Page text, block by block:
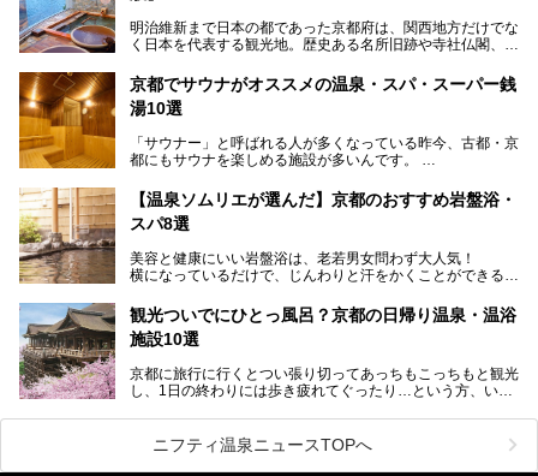
漁師町や商店街で働く人々を支えてきたこの2軒の銭湯とと
ます。
───
この記事は京都府舞鶴市のPR記事です。
明治維新まで日本の都であった京都府は、関西地方だけでな
く日本を代表する観光地。歴史ある名所旧跡や寺社仏閣、そ
今回は、そんな京都府で2025年現在おすすめのスーパー銭
湯を紹介します。
部でレジャー気分を満喫できる温泉施設まで、好みのスーパ
ー銭湯を探してみてくださいね。
京都でサウナがオススメの温泉・スパ・スーパー銭
湯10選
「サウナー」と呼ばれる人が多くなっている昨今、古都・京
都にもサウナを楽しめる施設が多いんです。
自分の好きなサウナを探すのもいいですが、さまざまなサウ
ナを体感してみたいですよね。
のある温浴施設を紹介します。
ウナを楽しみましょう！
【温泉ソムリエが選んだ】京都のおすすめ岩盤浴・
スパ8選
美容と健康にいい岩盤浴は、老若男女問わず大人気！
横になっているだけで、じんわりと汗をかくことができるの
地元の方はもちろん、旅先としても人気の京都。
観光のついでに岩盤浴のある温泉に浸かってリフレッシュす
今回は京都にある岩盤浴のある施設をピックアップしてご紹
観光ついでにひとっ風呂？京都の日帰り温泉・温浴
施設10選
京都に旅行に行くとつい張り切ってあっちもこっちもと観光
し、1日の終わりには歩き疲れてぐったり…という方、いま
そんな疲れた身体には温泉です！京都には、市内にも郊外に
も素晴らしい温泉がたくさんあります。そこで、日帰り利用
できるおすすめの温泉・温浴施設をまとめてみました。
ニフティ温泉ニュースTOPへ